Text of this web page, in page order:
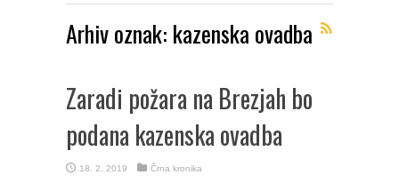
Arhiv oznak: kazenska ovadba
Zaradi požara na Brezjah bo
podana kazenska ovadba
18. 2. 2019 Črna kronika